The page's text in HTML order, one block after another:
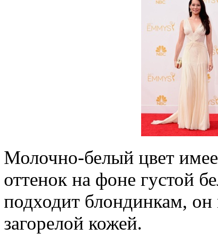
Молочно-белый цвет
оттенок на фоне густой
подходит блондинкам, он
загорелой кожей.